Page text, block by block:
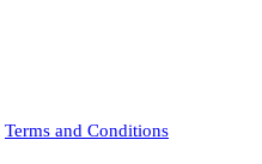
Terms and Conditions